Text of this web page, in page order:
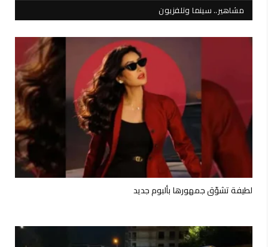
مشاهير.. سينما وتلفزيون
لطيفة تشوّق جمهورها بألبوم جديد